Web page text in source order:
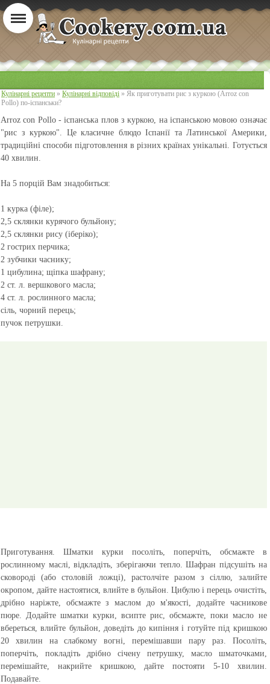
Кулінарні рецепти » Кулінарні відповіді » Як приготувати рис з куркою (Arroz con
Pollo) по-іспанськи?
Arroz con Pollo - іспанська плов з куркою, на іспанською мовою означає
"рис з куркою". Це класичне блюдо Іспанії та Латинської Америки,
традиційні способи підготовлення в різних країнах унікальні. Готується
40 хвилин.
На 5 порцій Вам знадобиться:
1 курка (філе);
2,5 склянки курячого бульйону;
2,5 склянки рису (іберіко);
2 гострих перчика;
2 зубчики часнику;
1 цибулина; щіпка шафрану;
2 ст. л. вершкового масла;
4 ст. л. рослинного масла;
сіль, чорний перець;
пучок петрушки.
Приготування. Шматки курки посоліть, поперчіть, обсмажте в
рослинному маслі, відкладіть, зберігаючи тепло. Шафран підсушіть на
сковороді (або столовій ложці), растолчіте разом з сіллю, залийте
окропом, дайте настоятися, влийте в бульйон. Цибулю і перець очистіть,
дрібно наріжте, обсмажте з маслом до м'якості, додайте часникове
пюре. Додайте шматки курки, всипте рис, обсмажте, поки масло не
вбереться, влийте бульйон, доведіть до кипіння і готуйте під кришкою
20 хвилин на слабкому вогні, перемішавши пару раз. Посоліть,
поперчіть, покладіть дрібно січену петрушку, масло шматочками,
перемішайте, накрийте кришкою, дайте постояти 5-10 хвилин.
Подавайте.